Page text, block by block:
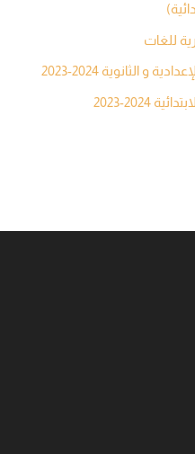
للغات
و الثانوية 2024-2023
2023